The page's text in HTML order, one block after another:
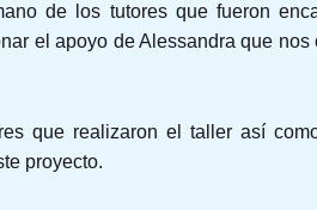
de los tutores que fueron
el apoyo de Alessandra que
que realizaron el taller así
proyecto.